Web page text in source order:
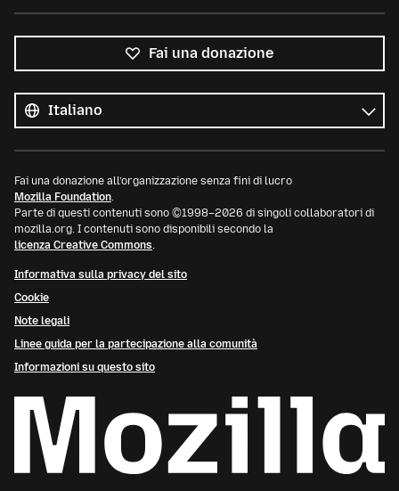
Fai una donazione
le
lingue
Lingua
Fai una donazione all’organizzazione senza fini di lucro
Mozilla Foundation.
Parte di questi contenuti sono ©1998–2026 di singoli collaboratori di
mozilla.org. I contenuti sono disponibili secondo la
licenza Creative Commons.
Informativa sulla privacy del sito
Cookie
Note legali
Linee guida per la partecipazione alla comunità
Informazioni su questo sito